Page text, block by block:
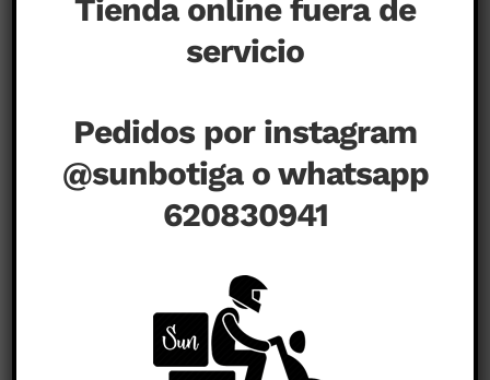
Comentarios desactivadosen
hamico-
Tienda online fuera de
servicio
Pedidos por instagram
@sunbotiga o whatsapp
620830941